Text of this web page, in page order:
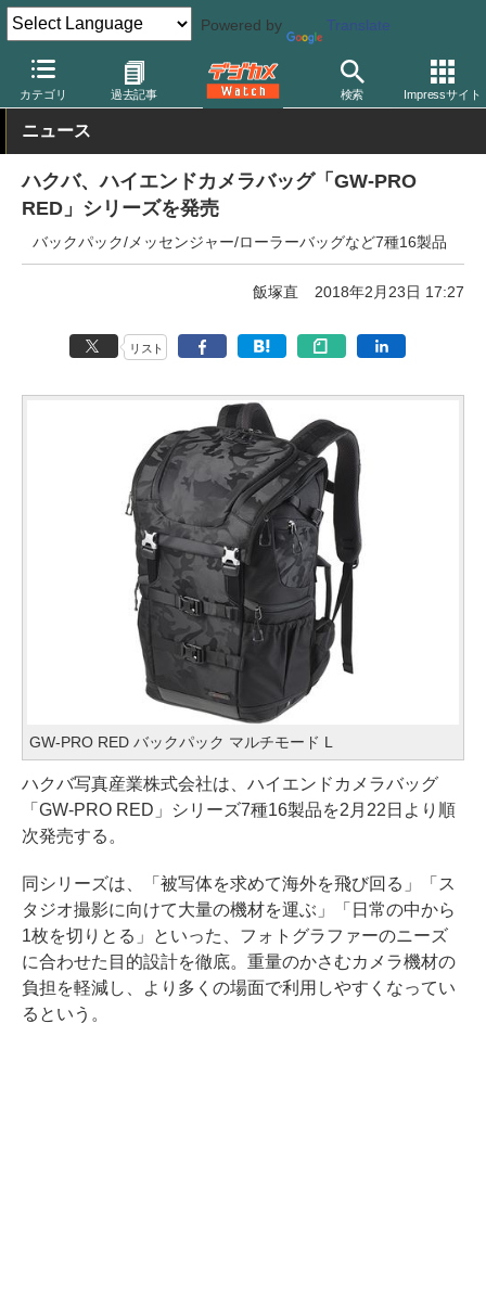
Powered by Translate
カテゴリ 過去記事 検索 Impressサイト
デジカメ Watch 撮影用品 カメラバッグ ハクバ
ニュース
ハクバ、ハイエンドカメラバッグ「GW-PRO
RED」シリーズを発売
バックパック/メッセンジャー/ローラーバッグなど7種16製品
飯塚直 2018年2月23日 17:27
リスト
GW-PRO RED バックパック マルチモード L
ハクバ写真産業株式会社は、ハイエンドカメラバッグ
「GW-PRO RED」シリーズ7種16製品を2月22日より順
次発売する。
同シリーズは、「被写体を求めて海外を飛び回る」「ス
タジオ撮影に向けて大量の機材を運ぶ」「日常の中から
1枚を切りとる」といった、フォトグラファーのニーズ
に合わせた目的設計を徹底。重量のかさむカメラ機材の
負担を軽減し、より多くの場面で利用しやすくなってい
るという。